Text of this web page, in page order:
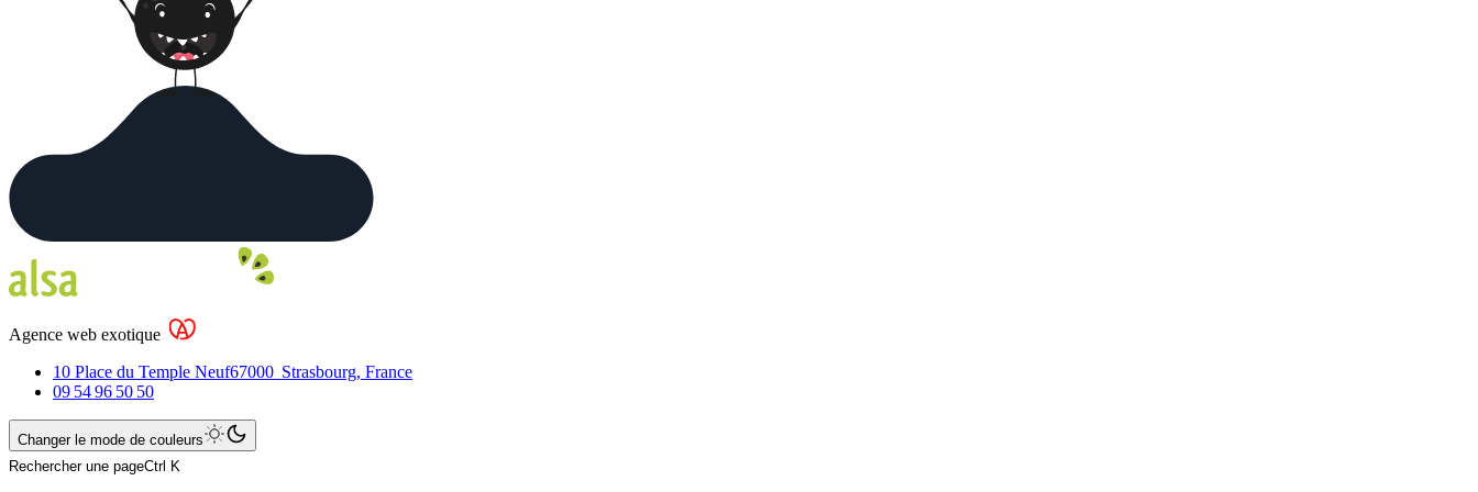
Agence web exotique
10 Place du Temple Neuf67000 Strasbourg, France
09 54 96 50 50
Changer le mode de couleurs
Rechercher une pageCtrl K